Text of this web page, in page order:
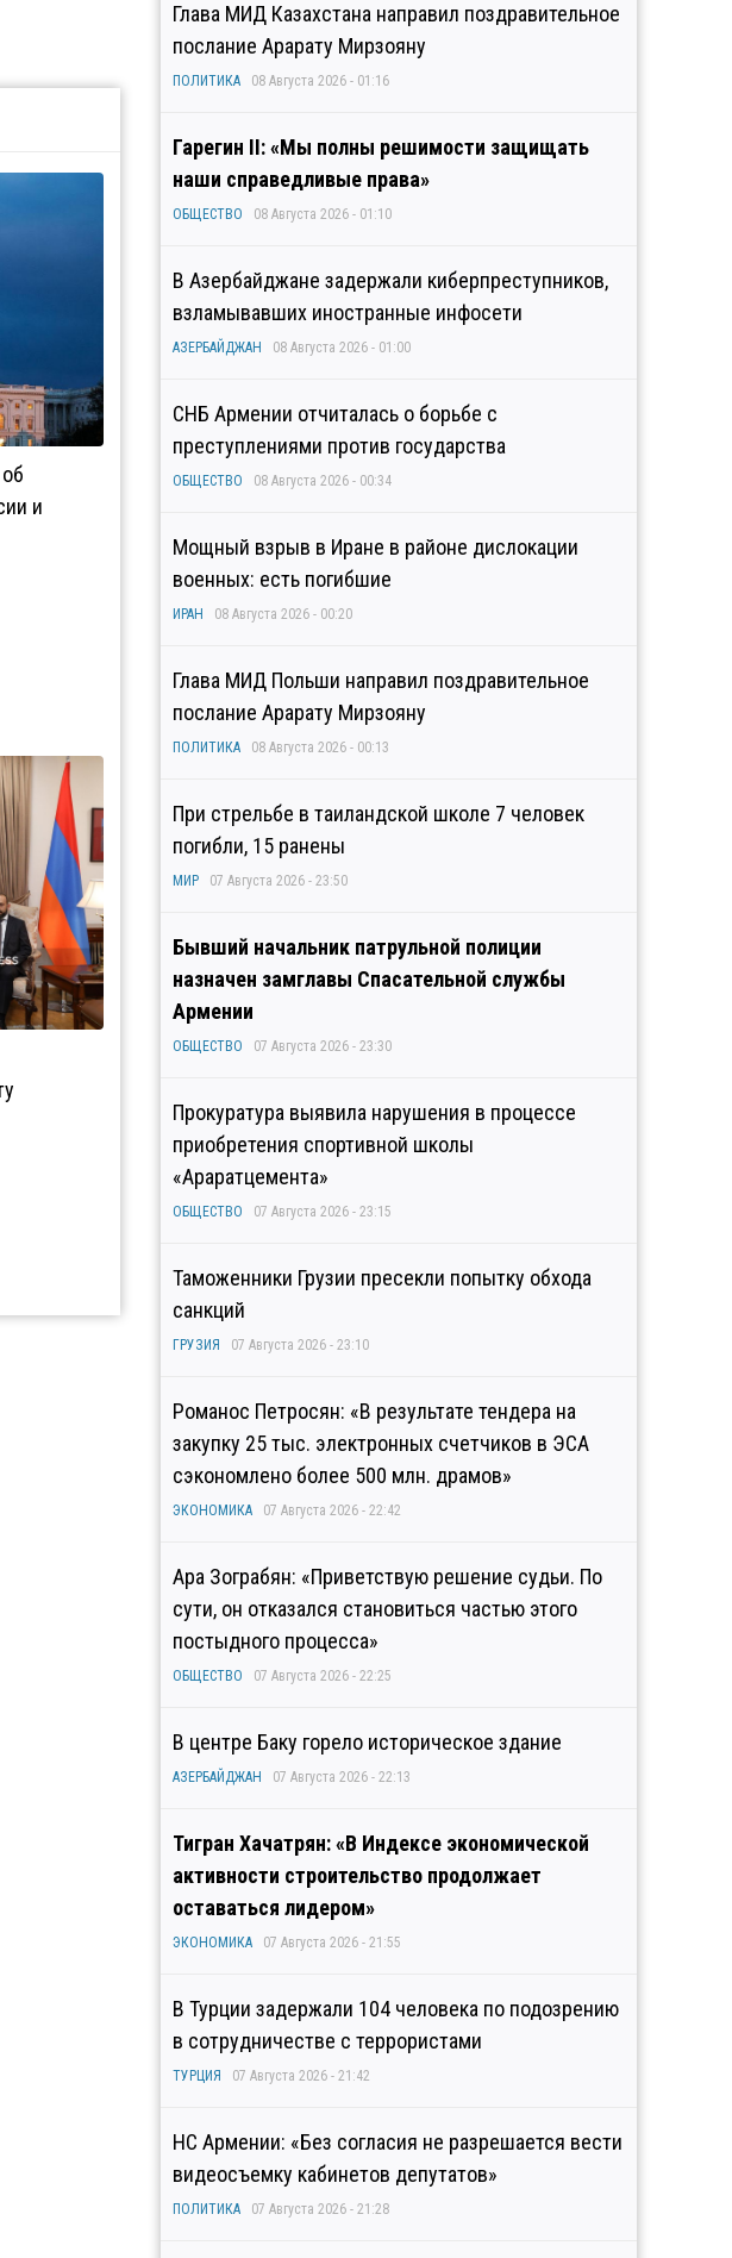
и
Глава МИД Казахстана направил поздравительное
послание Арарату Мирзояну
ПОЛИТИКА 08 Августа 2026 - 01:16
Гарегин II: «Мы полны решимости защищать
наши справедливые права»
ОБЩЕСТВО 08 Августа 2026 - 01:10
В Азербайджане задержали киберпреступников,
взламывавших иностранные инфосети
АЗЕРБАЙДЖАН 08 Августа 2026 - 01:00
СНБ Армении отчиталась о борьбе с
преступлениями против государства
ОБЩЕСТВО 08 Августа 2026 - 00:34
Мощный взрыв в Иране в районе дислокации
военных: есть погибшие
ИРАН 08 Августа 2026 - 00:20
Глава МИД Польши направил поздравительное
послание Арарату Мирзояну
ПОЛИТИКА 08 Августа 2026 - 00:13
При стрельбе в таиландской школе 7 человек
погибли, 15 ранены
МИР 07 Августа 2026 - 23:50
Бывший начальник патрульной полиции
назначен замглавы Спасательной службы
Армении
ОБЩЕСТВО 07 Августа 2026 - 23:30
Прокуратура выявила нарушения в процессе
приобретения спортивной школы
«Араратцемента»
ОБЩЕСТВО 07 Августа 2026 - 23:15
Таможенники Грузии пресекли попытку обхода
санкций
ГРУЗИЯ 07 Августа 2026 - 23:10
Романос Петросян: «В результате тендера на
закупку 25 тыс. электронных счетчиков в ЭСА
сэкономлено более 500 млн. драмов»
ЭКОНОМИКА 07 Августа 2026 - 22:42
Ара Зограбян: «Приветствую решение судьи. По
сути, он отказался становиться частью этого
постыдного процесса»
ОБЩЕСТВО 07 Августа 2026 - 22:25
В центре Баку горело историческое здание
АЗЕРБАЙДЖАН 07 Августа 2026 - 22:13
Тигран Хачатрян: «В Индексе экономической
активности строительство продолжает
оставаться лидером»
ЭКОНОМИКА 07 Августа 2026 - 21:55
В Турции задержали 104 человека по подозрению
в сотрудничестве с террористами
ТУРЦИЯ 07 Августа 2026 - 21:42
НС Армении: «Без согласия не разрешается вести
видеосъемку кабинетов депутатов»
ПОЛИТИКА 07 Августа 2026 - 21:28